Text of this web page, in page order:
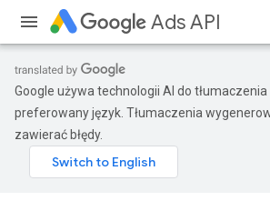
Ads API
Google używa technologii AI do
preferowany język. Tłumaczenia
zawierać błędy.